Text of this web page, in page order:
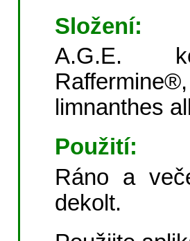
Složení:
A.G.E.
limnanthes
Použití:
Ráno a
dekolt.